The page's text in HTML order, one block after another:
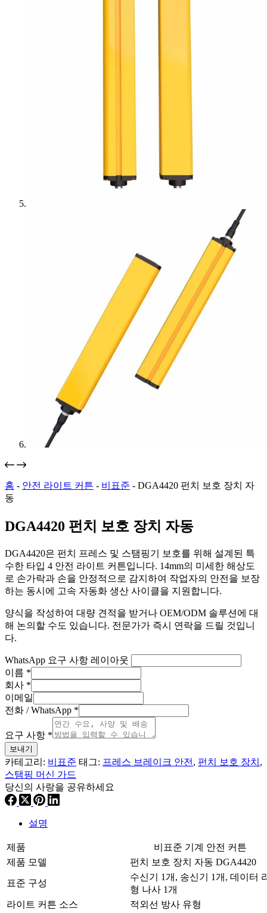
홈 - 안전 라이트 커튼 - 비표준 - DGA4420 펀치 보호 장치 자
동
DGA4420 펀치 보호 장치 자동
DGA4420은 펀치 프레스 및 스탬핑기 보호를 위해 설계된 특
수한 타입 4 안전 라이트 커튼입니다. 14mm의 미세한 해상도
로 손가락과 손을 안정적으로 감지하여 작업자의 안전을 보장
하는 동시에 고속 자동화 생산 사이클을 지원합니다.
양식을 작성하여 대량 견적을 받거나 OEM/ODM 솔루션에 대
해 논의할 수도 있습니다. 전문가가 즉시 연락을 드릴 것입니
다.
WhatsApp 요구 사항 레이아웃
이름 *
회사 *
이메일
전화 / WhatsApp *
요구 사항 *
보내기
카테고리: 비표준 태그: 프레스 브레이크 안전 , 펀치 보호 장치 ,
스탬핑 머신 가드
당신의 사랑을 공유하세요
설명
제품
비표준 기계 안전 커튼
제품 모델
펀치 보호 장치 자동 DGA4420
표준 구성
수신기 1개, 송신기 1개, 데이터
형 나사 1개
라이트 커튼 소스
적외선 방사 유형